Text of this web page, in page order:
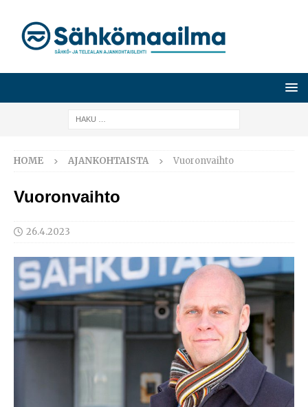
HOME AJANKOHTAISTA Vuoronvaihto
Vuoronvaihto
26.4.2023